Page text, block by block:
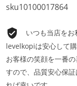
sku10100017864
いつも当店をお
levelkopiは安心して
お客様の笑顔を一番
すので、品質安心保